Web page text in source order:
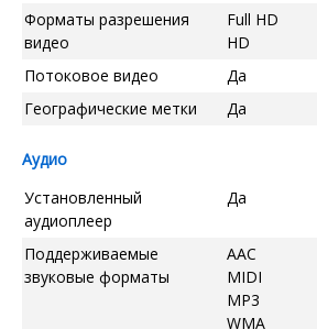
Форматы разрешения
видео
Full HD
HD
Потоковое видео
Да
Географические метки
Да
Аудио
Установленный
аудиоплеер
Да
Поддерживаемые
звуковые форматы
AAC
MIDI
MP3
WMA